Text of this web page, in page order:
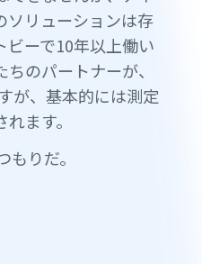
ソリューションは存
ビーで10年以上働い
のパートナーが、
が、基本的には測定
ます。
りだ。